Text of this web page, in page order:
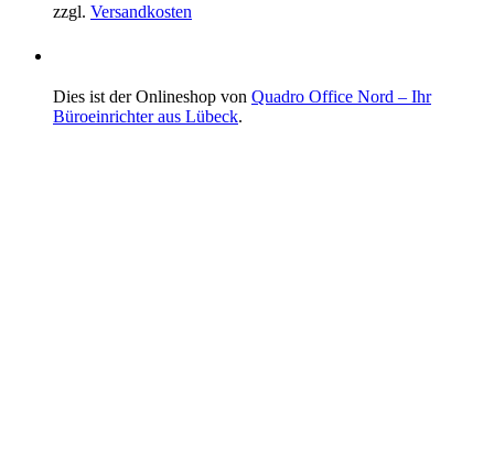
zzgl. Versandkosten
Dies ist der Onlineshop von Quadro Office Nord – Ihr
Büroeinrichter aus Lübeck.